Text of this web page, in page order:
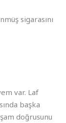
sigarasını
var. Laf
başka
doğrusunu